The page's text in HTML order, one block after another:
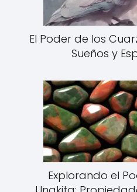
El Poder de los
Sueños y
Explorando el